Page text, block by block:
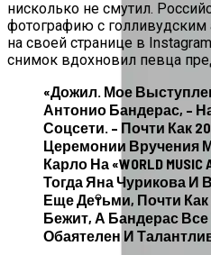
Как
Ефремова,
нисколько не смутил.
фотографию с голливудским
на своей странице в
снимок вдохновил певца
«Дожил. Мое
Антонио Бандерас, –
Соцсети. – Почти Как
Церемонии Вручения
Карло На «WORLD MUSIC
Тогда Яна Чурикова
Еще Детьми, Почти
Бежит, А Бандерас
Обаятелен И